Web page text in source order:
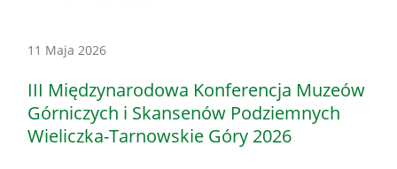
11 Maja 2026Konferencje
Honorowe
patronaty
III Międzynarodowa Konferencja Muzeów
Górniczych i Skansenów Podziemnych
Wieliczka-Tarnowskie Góry 2026